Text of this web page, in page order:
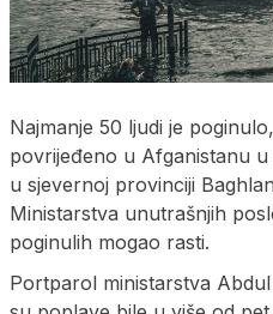
Najmanje 50 ljudi je
povrijeđeno u Afganistanu
u sjevernoj provinciji
Ministarstva unutrašnjih
poginulih mogao rasti.
Portparol ministarstva